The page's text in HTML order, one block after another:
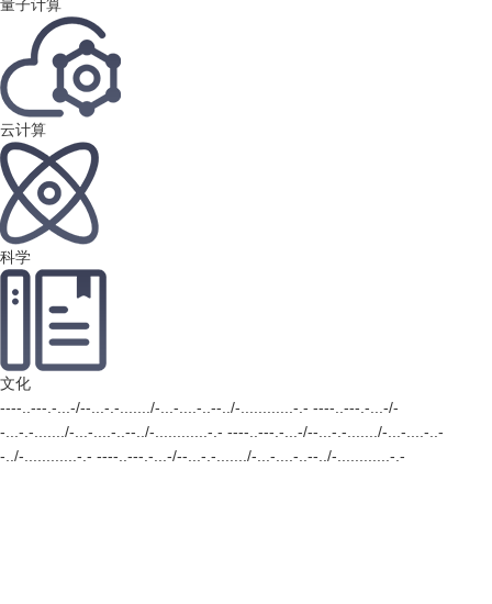
量子计算
云计算
科学
文化
----..---.-...-/--...-.-......./-...-....-..--../-............-.- ----..---.-...-/-
-...-.-......./-...-....-..--../-............-.- ----..---.-...-/--...-.-......./-...-....-..-
-../-............-.- ----..---.-...-/--...-.-......./-...-....-..--../-............-.-